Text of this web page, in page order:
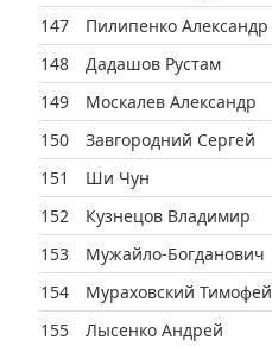
147
Пилипенко Александр
148
Дадашов Рустам
149
Москалев Александр
150
Завгородний Сергей
151
Ши Чун
152
Кузнецов Владимир
153
Мужайло-Богданович
154
Мураховский Тимофей
155
Лысенко Андрей